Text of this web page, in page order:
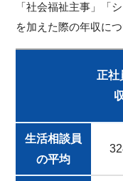
「社会福祉主事」「
を加えた際の年収に
正社
生活相談員
の平均